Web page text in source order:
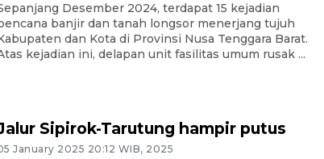
Desember 2024, terdapat 15 kejadian
banjir dan tanah longsor menerjang tujuh
dan Kota di Provinsi Nusa Tenggara Barat.
kejadian ini, delapan unit fasilitas umum rusak ...
Sipirok-Tarutung hampir putus
January 2025 20:12 WIB, 2025